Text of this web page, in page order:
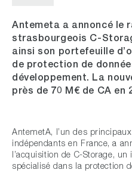
Antemeta a annoncé le
strasbourgeois C-
ainsi son portefeuille
de protection de
développement. La
près de 70 M€ de CA en
AntemetA, l’un des
indépendants en France, a
l’acquisition de C‐Storage,
spécialisé dans la protection